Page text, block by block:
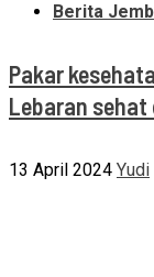
Berita
Pakar
Lebaran sehat
13 April 2024 Yudi